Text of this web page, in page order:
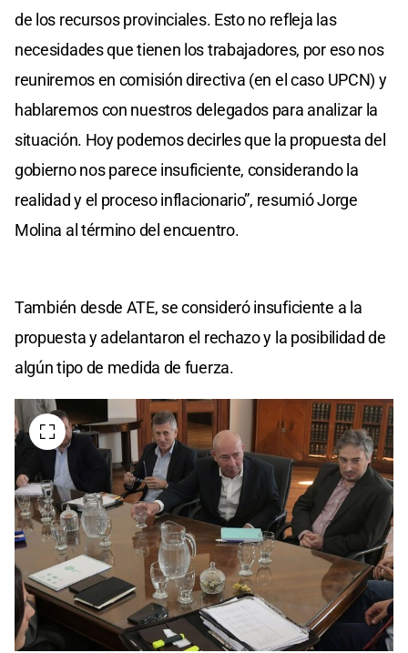
de los recursos provinciales. Esto no refleja las
necesidades que tienen los trabajadores, por eso nos
reuniremos en comisión directiva (en el caso UPCN) y
hablaremos con nuestros delegados para analizar la
situación. Hoy podemos decirles que la propuesta del
gobierno nos parece insuficiente, considerando la
realidad y el proceso inflacionario”, resumió Jorge
Molina al término del encuentro.
También desde ATE, se consideró insuficiente a la
propuesta y adelantaron el rechazo y la posibilidad de
algún tipo de medida de fuerza.